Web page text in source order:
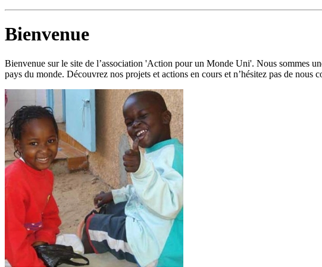
Bienvenue
Bienvenue sur le site de l’association 'Action pour un Monde Uni'. Nous sommes
pays du monde. Découvrez nos projets et actions en cours et n’hésitez pas de